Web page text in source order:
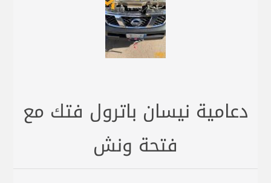
دعامية نيسان باترول فتك مع
فتحة ونش